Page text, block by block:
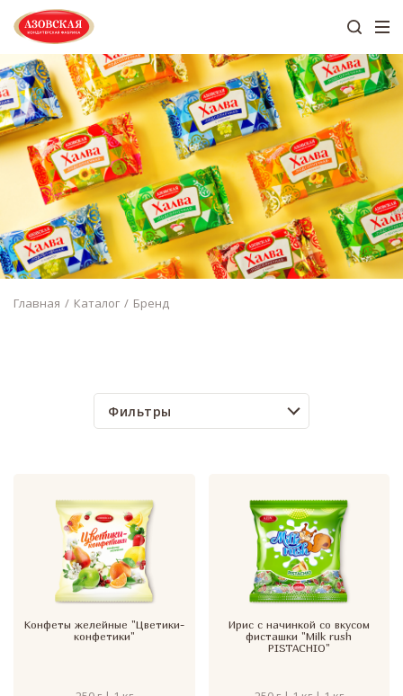
Главная Каталог Бренд
Фильтры
Конфеты желейные "Цветики-
конфетики"
Ирис с начинкой со вкусом
фисташки "Milk rush
PISTACHIO"